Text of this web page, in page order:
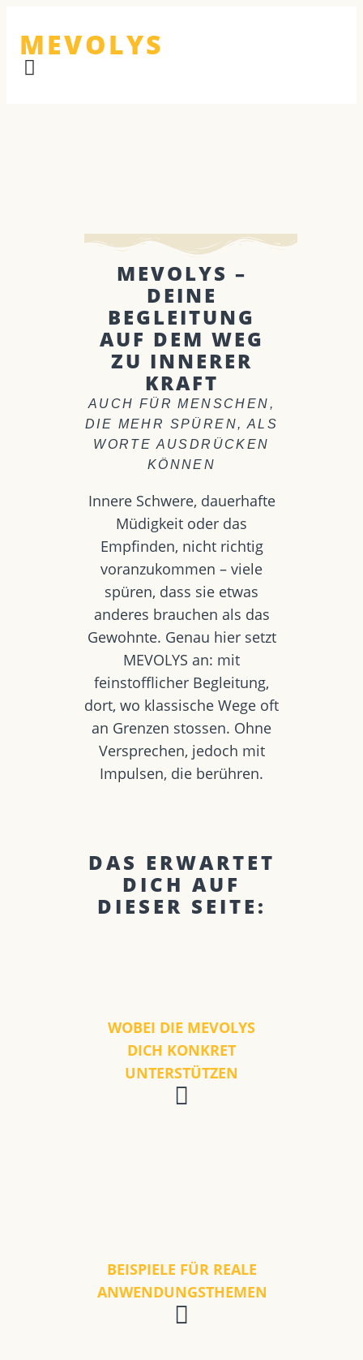
MEVOLYS
MEVOLYS –
DEINE
BEGLEITUNG
AUF DEM WEG
ZU INNERER
KRAFT
AUCH FÜR MENSCHEN,
DIE MEHR SPÜREN, ALS
WORTE AUSDRÜCKEN
KÖNNEN
Innere Schwere, dauerhafte
Müdigkeit oder das
Empfinden, nicht richtig
voranzukommen – viele
spüren, dass sie etwas
anderes brauchen als das
Gewohnte. Genau hier setzt
MEVOLYS an: mit
feinstofflicher Begleitung,
dort, wo klassische Wege oft
an Grenzen stossen. Ohne
Versprechen, jedoch mit
Impulsen, die berühren.
DAS ERWARTET
DICH AUF
DIESER SEITE:
WOBEI DIE MEVOLYS
DICH KONKRET
UNTERSTÜTZEN
BEISPIELE FÜR REALE
ANWENDUNGSTHEMEN